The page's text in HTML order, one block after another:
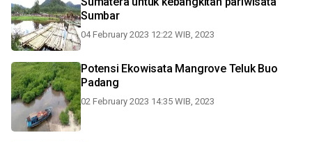
Sumbar
04 February 2023 12:22 WIB, 2023
Potensi Ekowisata Mangrove Teluk Buo
Padang
02 February 2023 14:35 WIB, 2023